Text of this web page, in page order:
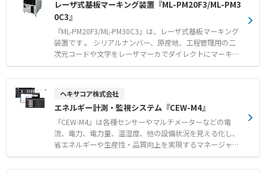
レーザ式基板マーキング装置『ML-PM20F3/ML-PM3
0C3』
『ML-PM20F3/ML-PM30C3』は、レーザ式基板マーキング
装置です 。 シリアルナンバー、原産地、工程管理用の二
次元コードや文字をレーザマーカでダイレクトにマーキン
グします 。 スタンプ方式に比べ印字品質が安定し、かす
れやつぶれのないマーキングが可能です 。 ファイバレー
精細な印字ができます 。 高精度な位置決めにより、限ら
れたスペースへの印字が可能となり、基板設計の自由度が
向上します。 レーザマーキング装置を生産管理システムと
接続することで、生産計画との連携や製造情報の追跡が可
能です 。 【特徴】 ●かすれやつぶれのない高品位な二次
元コードや文字のダイレクトマーキング ●PLCやGOT採用
による高信頼性および常時パソコン接続不要の安定運用 ●
ヘキサコア株式会社
エネルギー計測・監視システム『CEW-M4』
『CEW-M4』は各種センサーやマルチメーターなどの電
流、電力、電力量、温湿度、他の設備状況を見える化し、
省エネルギーや生産性・品質向上を実現するマネージャー
ソフトです。 ■小規模から大規模まで対応可能 最大20,
000センサーまで収容でき、小規模から大規模まで幅広く